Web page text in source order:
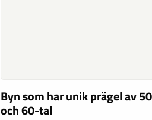
Byn som har unik prägel av 50
och 60-tal